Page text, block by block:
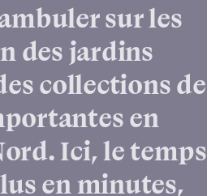
sur les
des jardins
collections de
en
Ici, le temps
en minutes,